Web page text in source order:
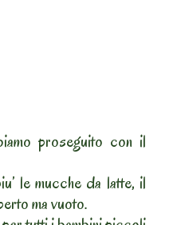
proseguito con il
le mucche da latte, il
ma vuoto.